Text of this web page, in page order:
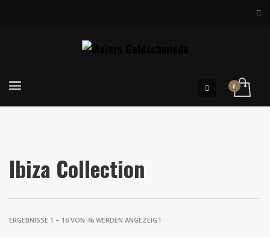
Ibiza Collection
ERGEBNISSE 1 – 16 VON 46 WERDEN ANGEZEIGT